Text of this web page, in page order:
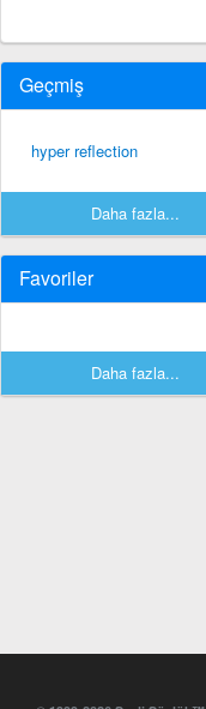
Geçmiş
hyper reflection
Daha fazla...
Favoriler
Daha fazla...